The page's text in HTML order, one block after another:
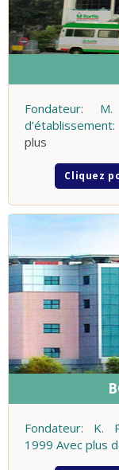
Fondateur:
plus
Cliquez
Fondateur: K.
1999 Avec plus